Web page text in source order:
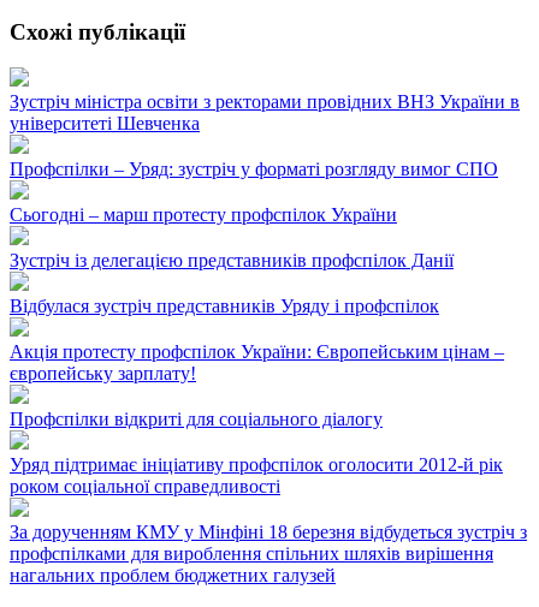
Схожі публікації
Зустріч міністра освіти з ректорами провідних ВНЗ України в
університеті Шевченка
Профспілки – Уряд: зустріч у форматі розгляду вимог СПО
Сьогодні – марш протесту профспілок України
Зустріч із делегацією представників профспілок Данії
Відбулася зустріч представників Уряду і профспілок
Акція протесту профспілок України: Європейським цінам –
європейську зарплату!
Профспілки відкриті для соціального діалогу
Уряд підтримає ініціативу профспілок оголосити 2012-й рік
роком соціальної справедливості
За дорученням КМУ у Мінфіні 18 березня відбудеться зустріч з
профспілками для вироблення спільних шляхів вирішення
нагальних проблем бюджетних галузей